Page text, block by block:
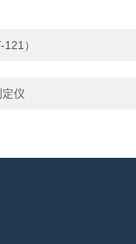
）
仪